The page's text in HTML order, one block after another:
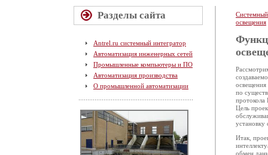
Разделы сайта
Antrel.ru системный интегратор
Автоматизация инженерных сетей
Промышленные компьютеры и ПО
Автоматизация производства
О промышленной автоматизации
освещения
освещения
по
Цель
установку
Итак,
обмен